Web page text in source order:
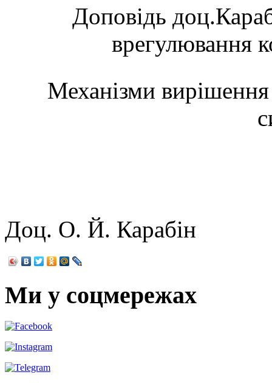
Доповідь
врегулювання
Механізми вирішення
Доц. О. Й. Карабін
Ми у соцмережах